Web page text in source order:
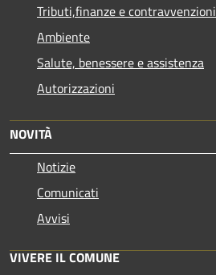
Tributi,finanze e contravvenzioni
Ambiente
Salute, benessere e assistenza
Autorizzazioni
NOVITÀ
Notizie
Comunicati
Avvisi
VIVERE IL COMUNE